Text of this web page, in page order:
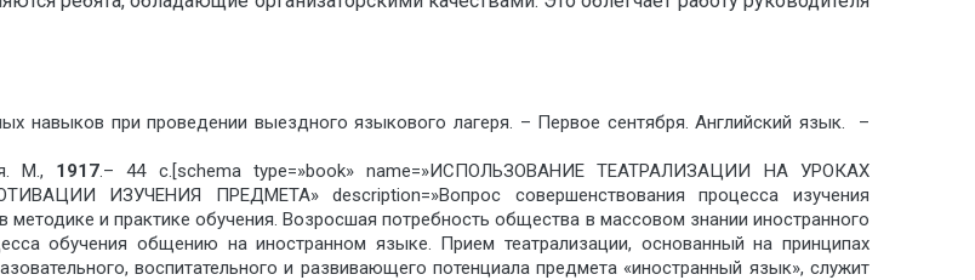
навыков при проведении выездного языкового лагеря. – Первое сентября. Английский язык. –
М., 1917.– 44 с.[schema type=»book» name=»ИСПОЛЬЗОВАНИЕ ТЕАТРАЛИЗАЦИИ НА УРОКАХ
ИЗУЧЕНИЯ ПРЕДМЕТА» description=»Вопрос совершенствования процесса изучения
и практике обучения. Возросшая потребность общества в массовом знании иностранного
обучения общению на иностранном языке. Прием театрализации, основанный на принципах
воспитательного и развивающего потенциала предмета «иностранный язык», служит